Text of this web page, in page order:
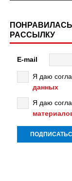
РАССЫЛКУ
E-mail
Я даю
данных
Я даю